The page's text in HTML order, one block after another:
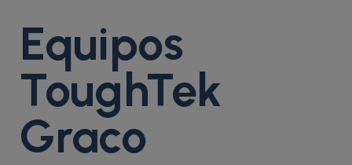
Equipos
ToughTek
Graco